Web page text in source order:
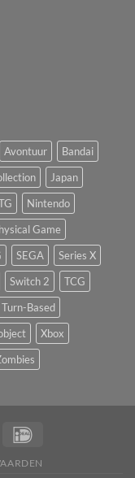
Avontuur
Bandai
Japan
Nintendo
Game
SEGA
Series X
Switch 2
TCG
Turn-Based
Xbox